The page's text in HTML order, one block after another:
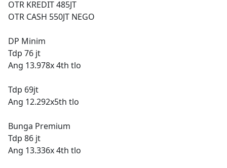
OTR KREDIT 485JT
OTR CASH 550JT NEGO
DP Minim
Tdp 76 jt
Ang 13.978x 4th tlo
Tdp 69jt
Ang 12.292x5th tlo
Bunga Premium
Tdp 86 jt
Ang 13.336x 4th tlo